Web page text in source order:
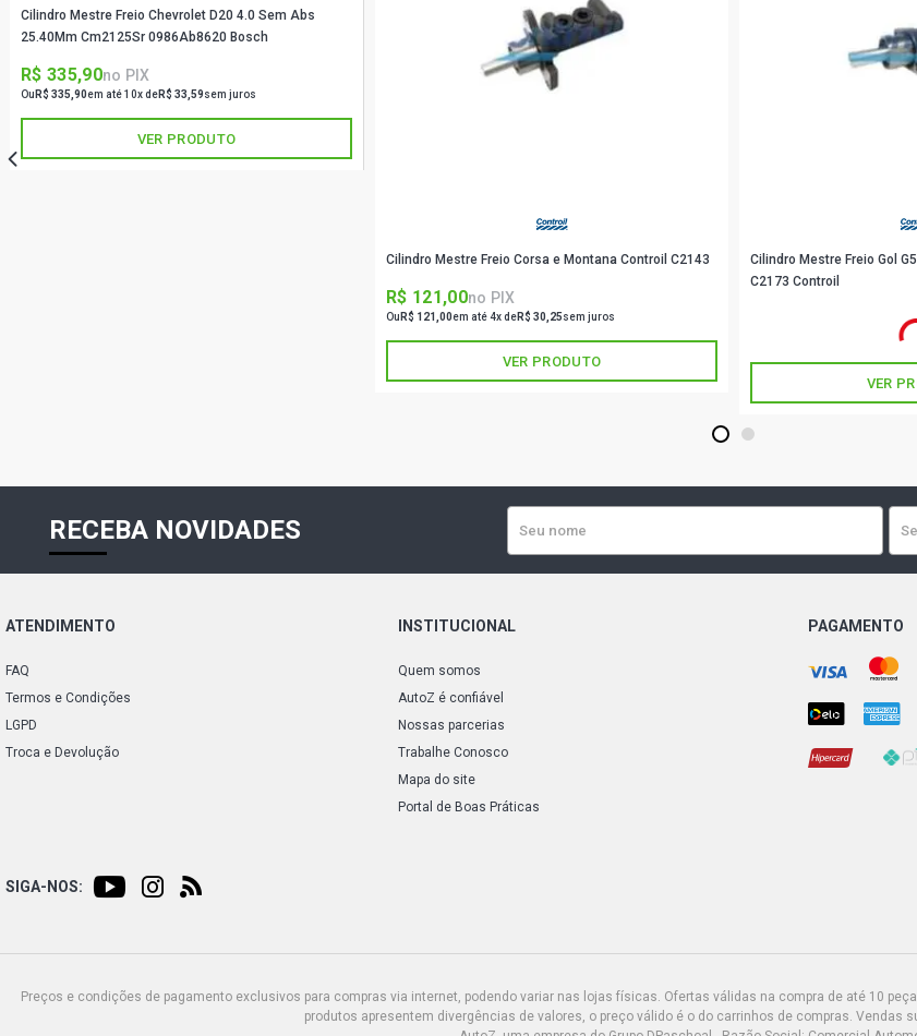
Cilindro Mestre Freio Chevrolet D20 4.0 Sem Abs
25.40Mm Cm2125Sr 0986Ab8620 Bosch
R$ 335,90no PIX
Ou R$ 335,90em até 10x deR$ 33,59sem juros
VER PRODUTO
Cilindro Mestre Freio Corsa e Montana Controil C2143
R$ 121,00no PIX
Ou R$ 121,00em até 4x deR$ 30,25sem juros
VER PRODUTO
Cilindro Mestre Freio Gol
C2173 Controil
R$
VER
1 2
RECEBA NOVIDADES
ATENDIMENTO
FAQ
Termos e Condições
LGPD
Troca e Devolução
INSTITUCIONAL
Quem somos
AutoZ é confiável
Nossas parcerias
Trabalhe Conosco
Mapa do site
Portal de Boas Práticas
PAGAMENTO
SIGA-NOS:
Preços e condições de pagamento exclusivos para compras via internet, podendo variar nas lojas físicas. Ofertas válidas na compra de até 10
produtos apresentem divergências de valores, o preço válido é o do carrinhos de compras. Vendas